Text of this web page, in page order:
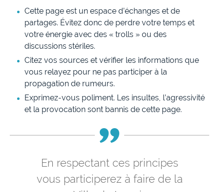
Cette page est un espace d’échanges et de
partages. Évitez donc de perdre votre temps et
votre énergie avec des « trolls » ou des
discussions stériles.
Citez vos sources et vérifier les informations que
vous relayez pour ne pas participer à la
propagation de rumeurs.
Exprimez-vous poliment. Les insultes, l’agressivité
et la provocation sont bannis de cette page.
En respectant ces principes
vous participerez à faire de la